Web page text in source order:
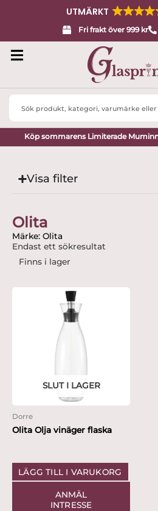
UTMÄRKT
Fri frakt över 999 kr
Search
Köp sommarens Limiterade
Visa filter
Olita
Märke: Olita
Endast ett sökresultat
SLUT I LAGER
Dorre
Olita Olja vinäger flaska
LÄGG TILL I VARUKORG
ANMÄL
INTRESSE